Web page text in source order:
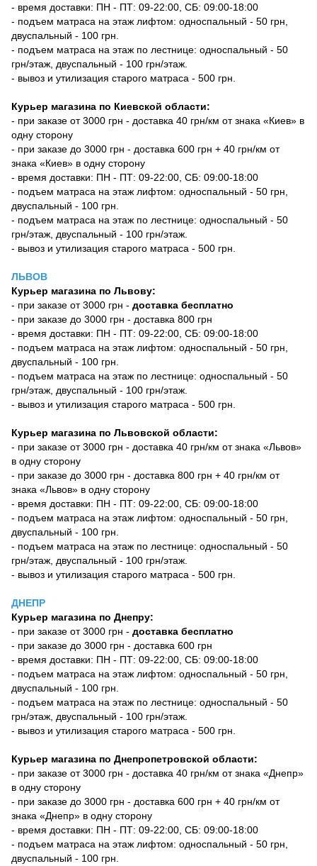
- время доставки: ПН - ПТ: 09-22:00, СБ: 09:00-18:00
- подъем матраса на этаж лифтом: односпальный - 50 грн,
двуспальный - 100 грн.
- подъем матраса на этаж по лестнице: односпальный - 50
грн/этаж, двуспальный - 100 грн/этаж.
- вывоз и утилизация старого матраса - 500 грн.
Курьер магазина по Киевской области:
- при заказе от 3000 грн - доставка 40 грн/км от знака «Киев» в
одну сторону
- при заказе до 3000 грн - доставка 600 грн + 40 грн/км от
знака «Киев» в одну сторону
- время доставки: ПН - ПТ: 09-22:00, СБ: 09:00-18:00
- подъем матраса на этаж лифтом: односпальный - 50 грн,
двуспальный - 100 грн.
- подъем матраса на этаж по лестнице: односпальный - 50
грн/этаж, двуспальный - 100 грн/этаж.
- вывоз и утилизация старого матраса - 500 грн.
ЛЬВОВ
Курьер магазина по Львову:
- при заказе от 3000 грн - доставка бесплатно
- при заказе до 3000 грн - доставка 800 грн
- время доставки: ПН - ПТ: 09-22:00, СБ: 09:00-18:00
- подъем матраса на этаж лифтом: односпальный - 50 грн,
двуспальный - 100 грн.
- подъем матраса на этаж по лестнице: односпальный - 50
грн/этаж, двуспальный - 100 грн/этаж.
- вывоз и утилизация старого матраса - 500 грн.
Курьер магазина по Львовской области:
- при заказе от 3000 грн - доставка 40 грн/км от знака «Львов»
в одну сторону
- при заказе до 3000 грн - доставка 800 грн + 40 грн/км от
знака «Львов» в одну сторону
- время доставки: ПН - ПТ: 09-22:00, СБ: 09:00-18:00
- подъем матраса на этаж лифтом: односпальный - 50 грн,
двуспальный - 100 грн.
- подъем матраса на этаж по лестнице: односпальный - 50
грн/этаж, двуспальный - 100 грн/этаж.
- вывоз и утилизация старого матраса - 500 грн.
ДНЕПР
Курьер магазина по Днепру:
- при заказе от 3000 грн - доставка бесплатно
- при заказе до 3000 грн - доставка 600 грн
- время доставки: ПН - ПТ: 09-22:00, СБ: 09:00-18:00
- подъем матраса на этаж лифтом: односпальный - 50 грн,
двуспальный - 100 грн.
- подъем матраса на этаж по лестнице: односпальный - 50
грн/этаж, двуспальный - 100 грн/этаж.
- вывоз и утилизация старого матраса - 500 грн.
Курьер магазина по Днепропетровской области:
- при заказе от 3000 грн - доставка 40 грн/км от знака «Днепр»
в одну сторону
- при заказе до 3000 грн - доставка 600 грн + 40 грн/км от
знака «Днепр» в одну сторону
- время доставки: ПН - ПТ: 09-22:00, СБ: 09:00-18:00
- подъем матраса на этаж лифтом: односпальный - 50 грн,
двуспальный - 100 грн.